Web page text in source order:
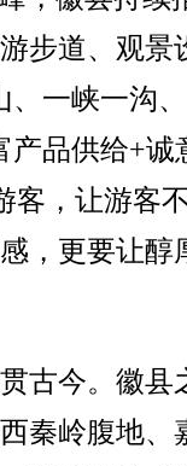
步道、观景
、一峡一沟
产品供给+诚
客，让游客
，更要让醇
今。徽县
秦岭腹地、